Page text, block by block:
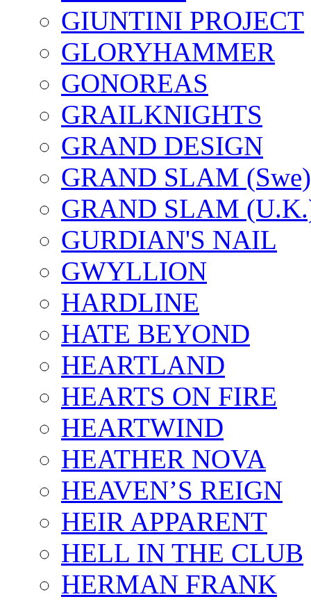
GIUNTINI PROJECT
GLORYHAMMER
GONOREAS
GRAILKNIGHTS
GRAND DESIGN
GRAND SLAM (Swe)
GRAND SLAM
GURDIAN'S NAIL
GWYLLION
HARDLINE
HATE BEYOND
HEARTLAND
HEARTS ON FIRE
HEARTWIND
HEATHER NOVA
HEAVEN’S REIGN
HEIR APPARENT
HELL IN THE CLUB
HERMAN FRANK